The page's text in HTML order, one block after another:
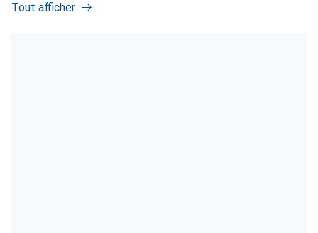
Tout afficher